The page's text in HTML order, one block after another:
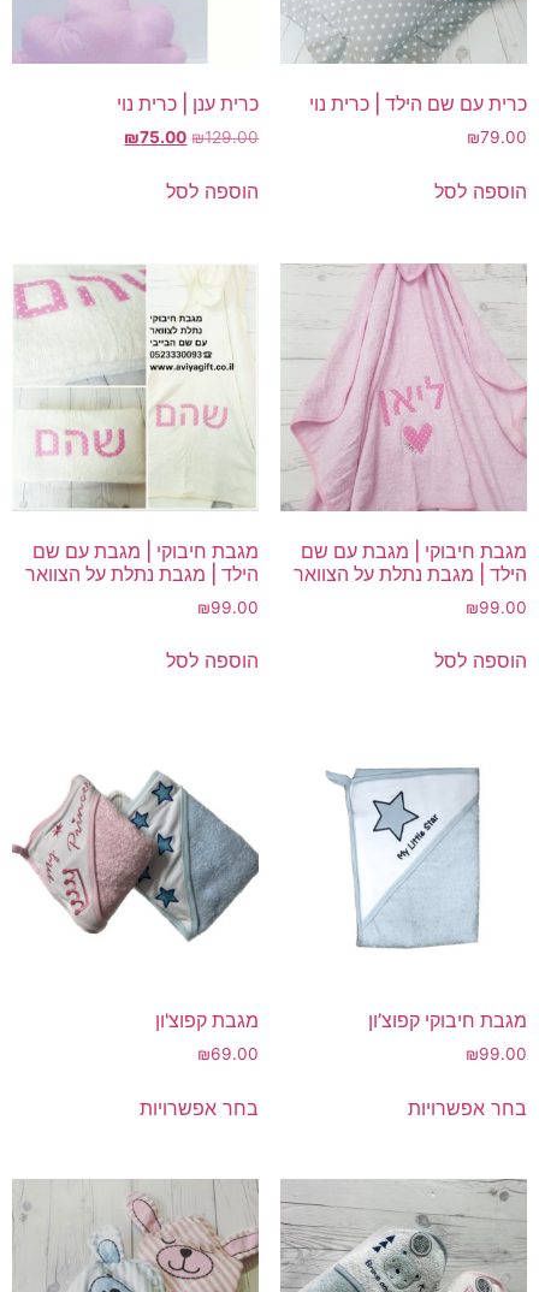
כרית עם שם הילד | כרית נוי
₪79.00
הוספה לסל
כרית ענן | כרית נוי
₪129.00
המחיר
היה:
₪75.00
המחיר
הוספה לסל
מגבת חיבוקי | מגבת עם שם
הילד | מגבת נתלת על הצוואר
₪99.00
הוספה לסל
מגבת חיבוקי | מגבת עם שם
הילד | מגבת נתלת על הצוואר
₪99.00
הוספה לסל
מגבת חיבוקי קפוצ’ון
₪99.00
בחר אפשרויותזה
מספר
סוגים.
ניתן
לבחור
מגבת קפוצ'ון
₪69.00
בחר אפשרויותזה
מספר
סוגים.
ניתן
לבחור